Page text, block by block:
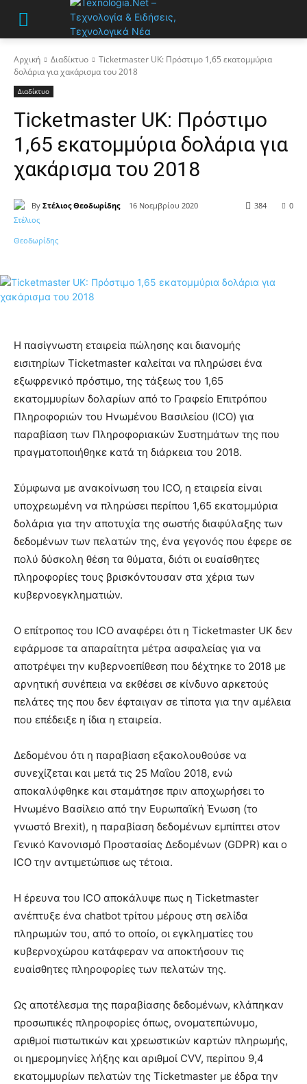
Αρχική Διαδίκτυο
Ticketmaster UK: Πρόστιμο 1,65 εκατομμύρια
δολάρια για χακάρισμα του 2018
Διαδίκτυο
Ticketmaster UK: Πρόστιμο
1,65 εκατομμύρια δολάρια για
χακάρισμα του 2018
By Στέλιος Θεοδωρίδης 16 Νοεμβρίου 2020 0
384
Η πασίγνωστη εταιρεία πώλησης και διανομής
εισιτηρίων Ticketmaster καλείται να πληρώσει ένα
εξωφρενικό πρόστιμο, της τάξεως του 1,65
εκατομμυρίων δολαρίων από το Γραφείο Επιτρόπου
Πληροφοριών του Ηνωμένου Βασιλείου (ICO) για
παραβίαση των Πληροφοριακών Συστημάτων της που
πραγματοποιήθηκε κατά τη διάρκεια του 2018.
Σύμφωνα με ανακοίνωση του ICO, η εταιρεία είναι
υποχρεωμένη να πληρώσει περίπου 1,65 εκατομμύρια
δολάρια για την αποτυχία της σωστής διαφύλαξης των
δεδομένων των πελατών της, ένα γεγονός που έφερε σε
πολύ δύσκολη θέση τα θύματα, διότι οι ευαίσθητες
πληροφορίες τους βρισκόντουσαν στα χέρια των
κυβερνοεγκληματιών.
Ο επίτροπος του ICO αναφέρει ότι η Ticketmaster UK δεν
εφάρμοσε τα απαραίτητα μέτρα ασφαλείας για να
αποτρέψει την κυβερνοεπίθεση που δέχτηκε το 2018 με
αρνητική συνέπεια να εκθέσει σε κίνδυνο αρκετούς
πελάτες της που δεν έφταιγαν σε τίποτα για την αμέλεια
που επέδειξε η ίδια η εταιρεία.
Δεδομένου ότι η παραβίαση εξακολουθούσε να
συνεχίζεται και μετά τις 25 Μαΐου 2018, ενώ
αποκαλύφθηκε και σταμάτησε πριν αποχωρήσει το
Ηνωμένο Βασίλειο από την Ευρωπαϊκή Ένωση (το
γνωστό Brexit), η παραβίαση δεδομένων εμπίπτει στον
Γενικό Κανονισμό Προστασίας Δεδομένων (GDPR) και ο
ICO την αντιμετώπισε ως τέτοια.
Η έρευνα του ICO αποκάλυψε πως η Ticketmaster
ανέπτυξε ένα chatbot τρίτου μέρους στη σελίδα
πληρωμών του, από το οποίο, οι εγκληματίες του
κυβερνοχώρου κατάφεραν να αποκτήσουν τις
ευαίσθητες πληροφορίες των πελατών της.
Ως αποτέλεσμα της παραβίασης δεδομένων, κλάπηκαν
προσωπικές πληροφορίες όπως, ονοματεπώνυμο,
αριθμοί πιστωτικών και χρεωστικών καρτών πληρωμής,
οι ημερομηνίες λήξης και αριθμοί CVV, περίπου 9,4
εκατομμυρίων πελατών της Ticketmaster με έδρα την